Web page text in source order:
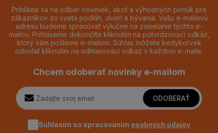
Prihláste sa na odber noviniek, akcií a výhodných ponúk pre
zákazníkov zo sveta podláh, dverí a bývania. Vašu e-mailovú
adresu budeme spracúvať výlučne na zasielanie týchto e-
mailov. Prihlásenie dokončíte kliknutím na potvrdzovací odkaz,
ktorý vám pošleme e-mailom. Súhlas môžete kedykoľvek
odvolať kliknutím na odhlasovací odkaz v každom e-maile.
Chcem odoberať novinky e-mailom
ODOBERAŤ
Súhlasím so spracovaním osobných údajov